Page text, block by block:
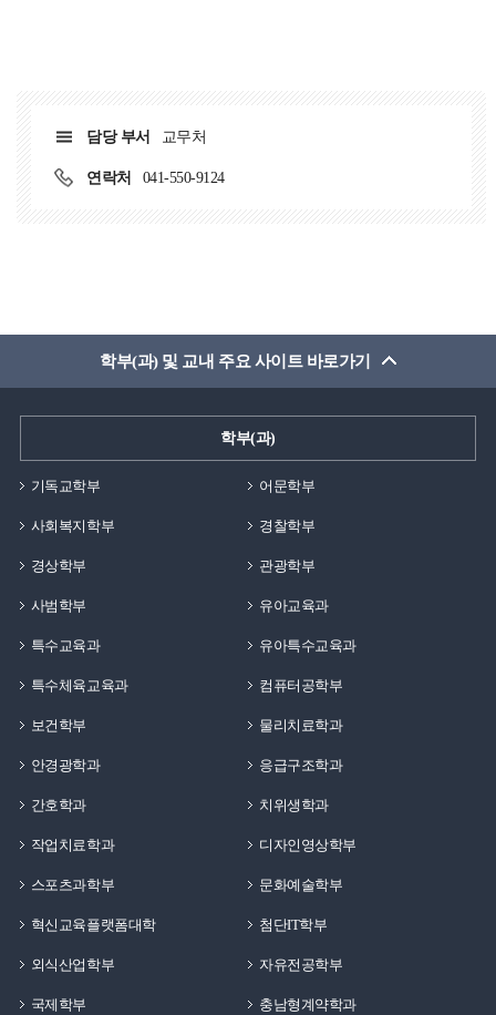
담당 부서 교무처
연락처 041-550-9124
학부(과) 및 교내 주요 사이트 바로가기
학부(과)
기독교학부 어문학부
사회복지학부 경찰학부
경상학부 관광학부
사범학부 유아교육과
특수교육과 유아특수교육과
특수체육교육과 컴퓨터공학부
보건학부 물리치료학과
안경광학과 응급구조학과
간호학과 치위생학과
작업치료학과 디자인영상학부
스포츠과학부 문화예술학부
혁신교육플랫폼대학 첨단IT학부
외식산업학부 자유전공학부
국제학부 충남형계약학과